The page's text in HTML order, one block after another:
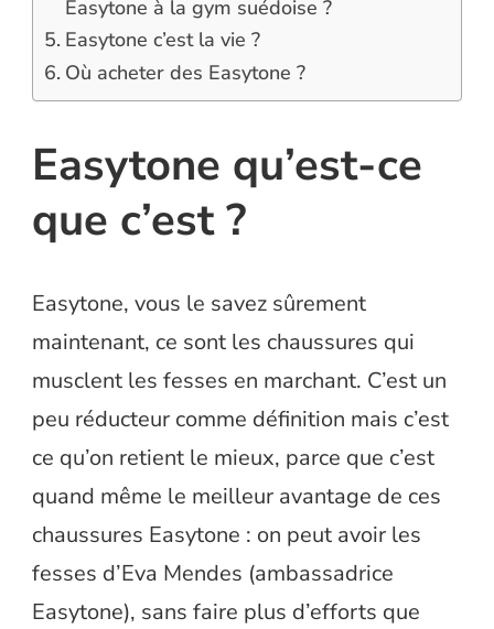
Easytone à la gym suédoise ?
Easytone c’est la vie ?
Où acheter des Easytone ?
Easytone qu’est-ce
que c’est ?
Easytone, vous le savez sûrement
maintenant, ce sont les chaussures qui
musclent les fesses en marchant. C’est un
peu réducteur comme définition mais c’est
ce qu’on retient le mieux, parce que c’est
quand même le meilleur avantage de ces
chaussures Easytone : on peut avoir les
fesses d’Eva Mendes (ambassadrice
Easytone), sans faire plus d’efforts que